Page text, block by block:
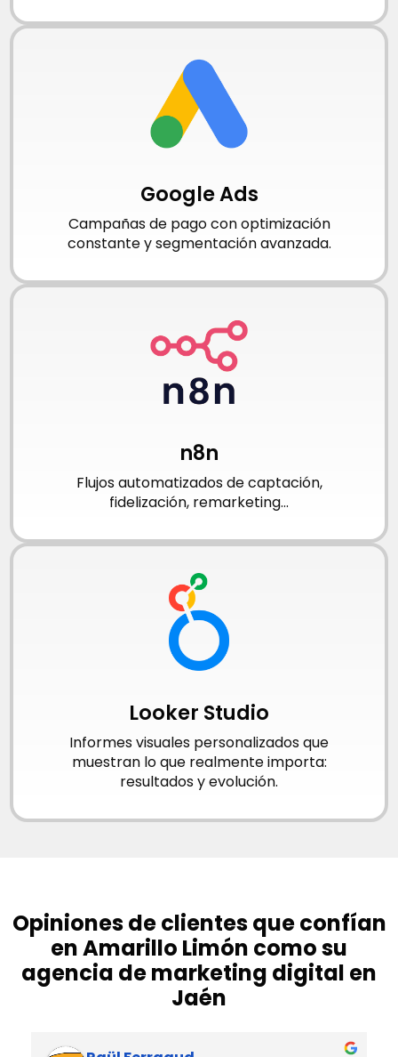
Google Ads
Campañas de pago con optimización
constante y segmentación avanzada.
n8n
Flujos automatizados de captación,
fidelización, remarketing...
Looker Studio
Informes visuales personalizados que
muestran lo que realmente importa:
resultados y evolución.
Opiniones de clientes que confían
en Amarillo Limón como su
agencia de marketing digital en
Jaén